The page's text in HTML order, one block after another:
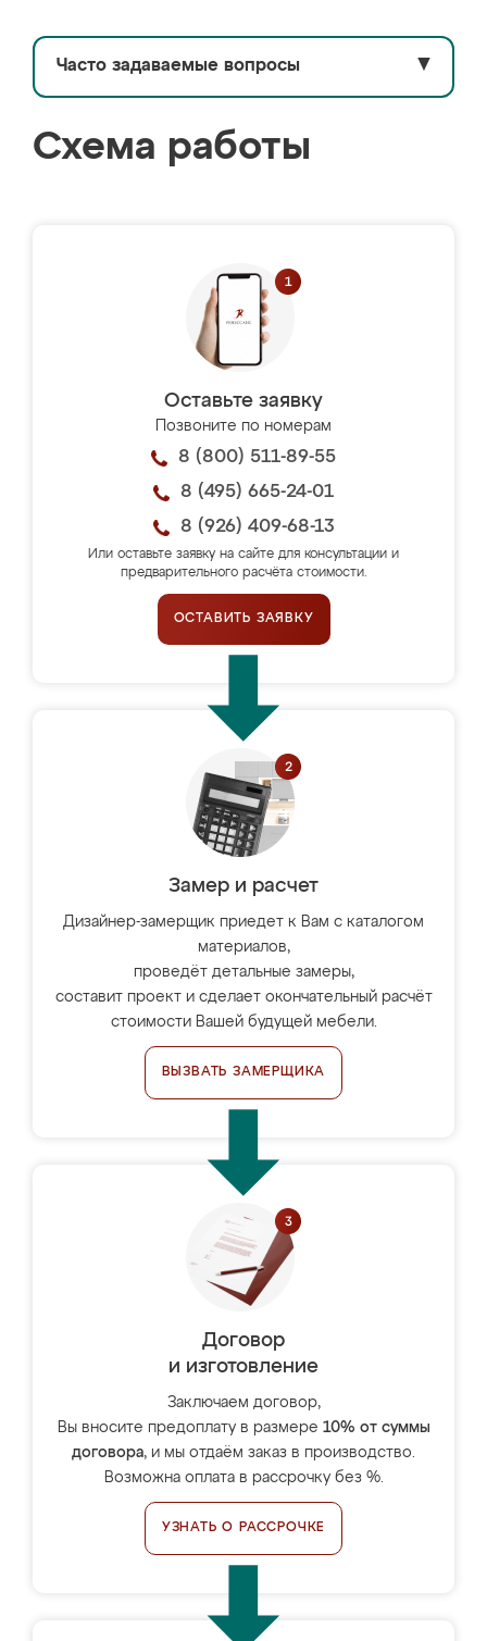
Часто задаваемые вопросы ▼
Схема работы
Оставьте заявку
Позвоните по номерам
8 (800) 511-89-55
8 (495) 665-24-01
8 (926) 409-68-13
Или оставьте заявку на сайте для консультации и
предварительного расчёта стоимости.
ОСТАВИТЬ ЗАЯВКУ
Замер и расчет
Дизайнер-замерщик приедет к Вам с каталогом
материалов,
проведёт детальные замеры,
составит проект и сделает окончательный расчёт
стоимости Вашей будущей мебели.
ВЫЗВАТЬ ЗАМЕРЩИКА
Договор
и изготовление
Заключаем договор,
Вы вносите предоплату в размере 10% от суммы
договора, и мы отдаём заказ в производство.
Возможна оплата в рассрочку без %.
УЗНАТЬ О РАССРОЧКЕ